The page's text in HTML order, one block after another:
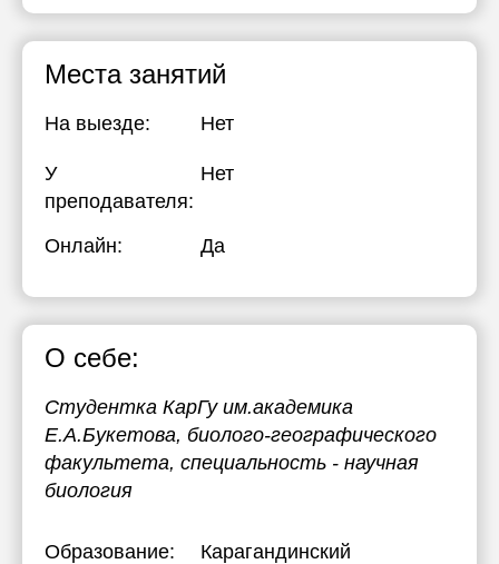
Места занятий
На выезде: Нет
У
преподавателя:
Нет
Онлайн: Да
О себе:
Студентка КарГу им.академика
Е.А.Букетова, биолого-географического
факультета, специальность - научная
биология
Образование:
Карагандинский